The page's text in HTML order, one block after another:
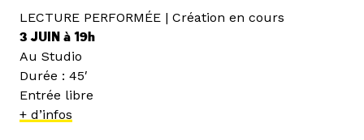
LECTURE PERFORMÉE | Création en cours
3 JUIN à 19h
Au Studio
Durée : 45′
Entrée libre
+ d’infos